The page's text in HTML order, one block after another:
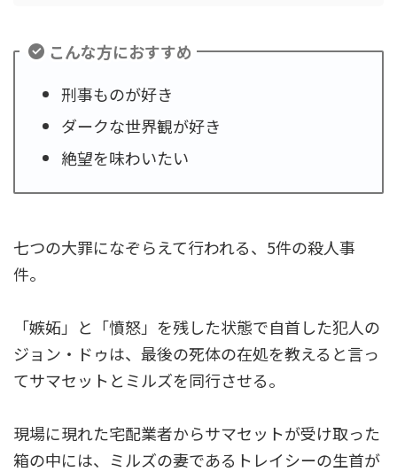
こんな方におすすめ
刑事ものが好き
ダークな世界観が好き
絶望を味わいたい
七つの大罪になぞらえて行われる、5件の殺人事
件。
「嫉妬」と「憤怒」を残した状態で自首した犯人の
ジョン・ドゥは、最後の死体の在処を教えると言っ
てサマセットとミルズを同行させる。
現場に現れた宅配業者からサマセットが受け取った
箱の中には、ミルズの妻であるトレイシーの生首が